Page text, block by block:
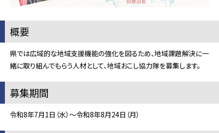
概要
県では広域的な地域支援機能の強化を図るため、地域課題解決に一
緒に取り組んでもらう人材として、地域おこし協力隊を募集します。
募集期間
令和8年7月1日（水）～令和8年8月24日（月）